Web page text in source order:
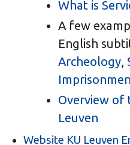
What is
A few
English
Archeology,
Overview of
Leuven
Website KU Leuven